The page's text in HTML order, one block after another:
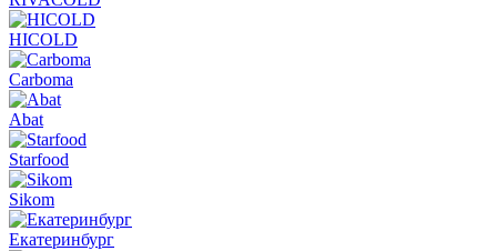
HICOLD
Carboma
Abat
Starfood
Sikom
Екатеринбург